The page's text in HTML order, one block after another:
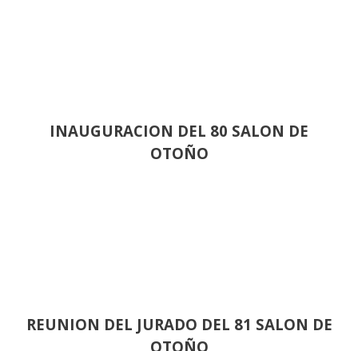
INAUGURACION DEL 80 SALON DE
OTOÑO
REUNION DEL JURADO DEL 81 SALON DE
OTOÑO